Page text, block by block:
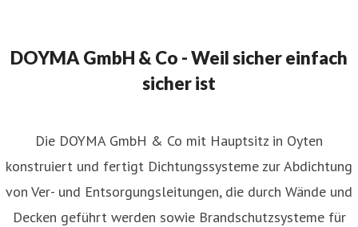
DOYMA GmbH & Co - Weil sicher einfach
sicher ist
Die DOYMA GmbH & Co mit Hauptsitz in Oyten
konstruiert und fertigt Dichtungssysteme zur Abdichtung
von Ver- und Entsorgungsleitungen, die durch Wände und
Decken geführt werden sowie Brandschutzsysteme für